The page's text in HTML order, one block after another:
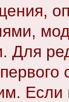
Для
Если